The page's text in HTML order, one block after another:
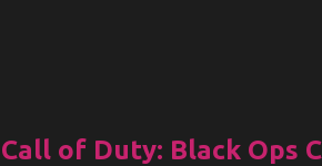
Call of Duty: Black Ops